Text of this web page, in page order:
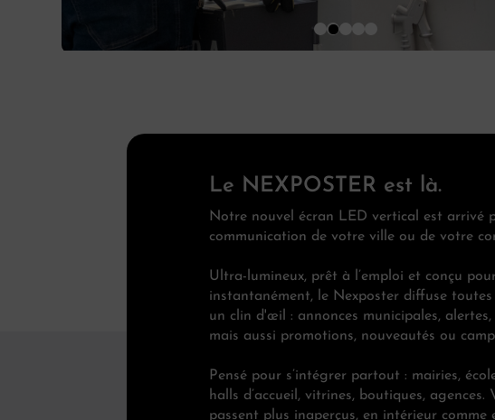
Le NEXPOSTER est là.
Notre nouvel écran LED vertical est arrivé
communication de votre ville ou de votre
Ultra-lumineux, prêt à l’emploi et conçu
instantanément, le Nexposter diffuse
un clin d'œil : annonces municipales, alertes,
mais aussi promotions, nouveautés ou
Pensé pour s’intégrer partout : mairies,
halls d’accueil, vitrines, boutiques, agences.
passent plus inaperçus, en intérieur comme